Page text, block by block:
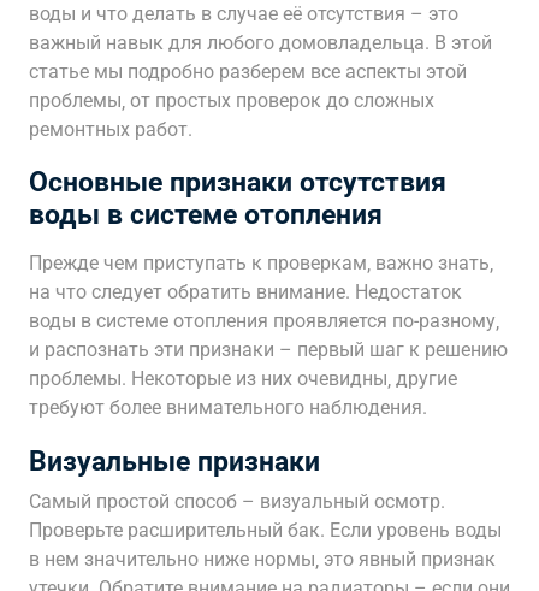
воды и что делать в случае её отсутствия – это
важный навык для любого домовладельца. В этой
статье мы подробно разберем все аспекты этой
проблемы‚ от простых проверок до сложных
ремонтных работ.
Основные признаки отсутствия
воды в системе отопления
Прежде чем приступать к проверкам‚ важно знать‚
на что следует обратить внимание. Недостаток
воды в системе отопления проявляется по-разному‚
и распознать эти признаки – первый шаг к решению
проблемы. Некоторые из них очевидны‚ другие
требуют более внимательного наблюдения.
Визуальные признаки
Самый простой способ – визуальный осмотр.
Проверьте расширительный бак. Если уровень воды
в нем значительно ниже нормы‚ это явный признак